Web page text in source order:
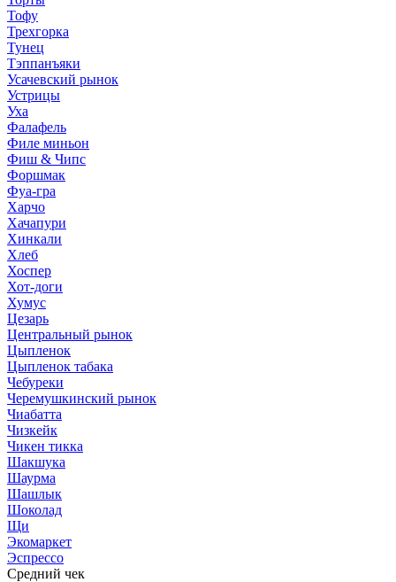
Тофу
Трехгорка
Тунец
Тэппанъяки
Усачевский рынок
Устрицы
Уха
Фалафель
Филе миньон
Фиш & Чипс
Форшмак
Фуа-гра
Харчо
Хачапури
Хинкали
Хлеб
Хоспер
Хот-доги
Хумус
Цезарь
Центральный рынок
Цыпленок
Цыпленок табака
Чебуреки
Черемушкинский рынок
Чиабатта
Чизкейк
Чикен тикка
Шакшука
Шаурма
Шашлык
Шоколад
Щи
Экомаркет
Эспрессо
Средний чек